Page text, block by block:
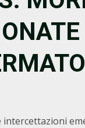
intercettazioni